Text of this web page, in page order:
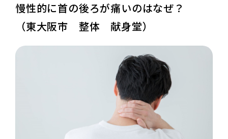
慢性的に首の後ろが痛いのはなぜ？
（東大阪市 整体 献身堂）